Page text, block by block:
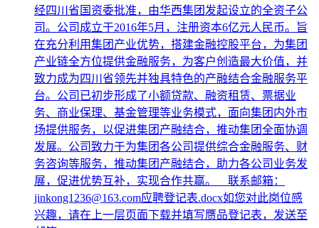
经四川省国资委批准，由华西集团发起设立的全资子公
司。公司成立于2016年5月，注册资本6亿元人民币。旨
在充分利用集团产业优势，搭建金融控股平台，为集团
产业链全方位提供金融服务，为客户创造最大价值，并
致力成为四川省领先并独具特色的产融结合金融服务平
台。公司已初步形成了小额贷款、融资租赁、票据业
务、商业保理、基金管理等业务模式，面向集团内外市
场提供服务，以促进集团产融结合，推动集团全面协调
发展。公司致力于为集团各公司提供综合金融服务、财
务咨询等服务，推动集团产融结合，助力各公司业务发
展，促进优势互补，实现合作共赢。 联系邮箱：
jinkong1236@163.com应聘登记表.docx如您对此岗位感
兴趣，请在上一层页面下载并填写赝品登记表，发送至